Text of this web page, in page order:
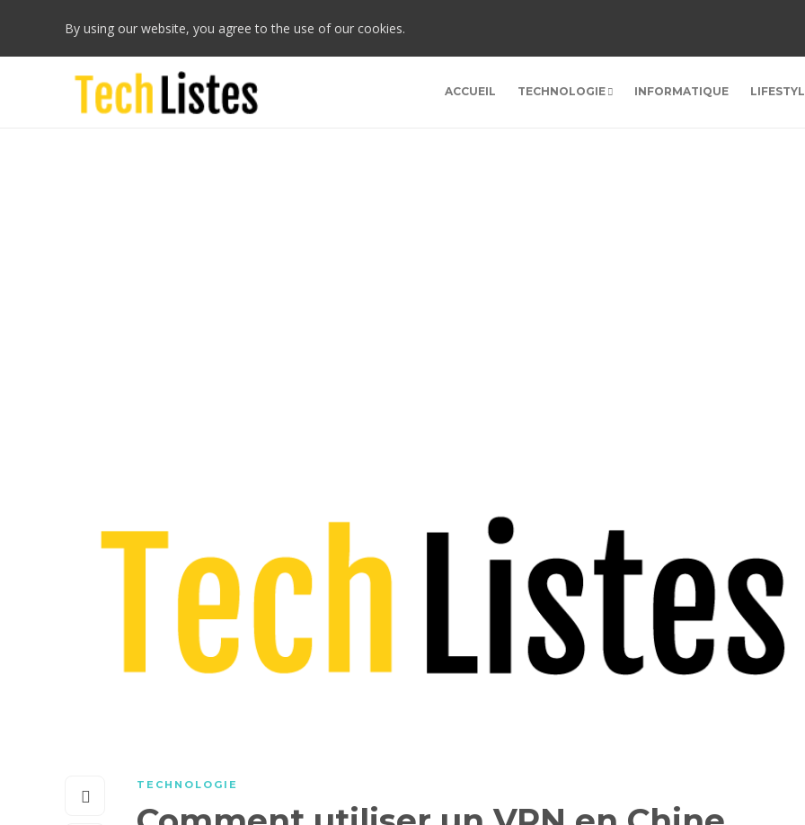
By using our website, you agree to the use of our cookies.
ACCUEIL TECHNOLOGIE INFORMATIQUE
TECHNOLOGIE